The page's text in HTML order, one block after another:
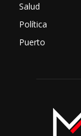
Salud
Política
Puerto